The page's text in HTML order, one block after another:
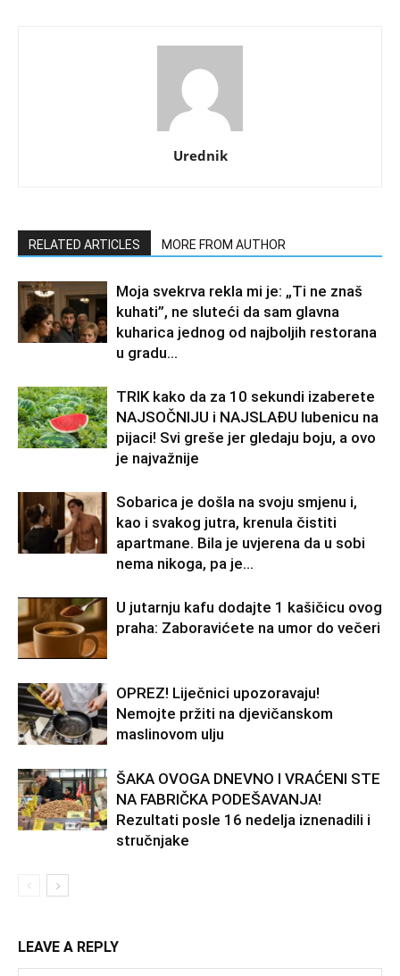
Urednik
RELATED ARTICLES MORE FROM AUTHOR
Moja svekrva rekla mi je: „Ti ne znaš
kuhati”, ne sluteći da sam glavna
kuharica jednog od najboljih restorana
u gradu…
TRIK kako da za 10 sekundi izaberete
NAJSOČNIJU i NAJSLAĐU lubenicu na
pijaci! Svi greše jer gledaju boju, a ovo
je najvažnije
Sobarica je došla na svoju smjenu i,
kao i svakog jutra, krenula čistiti
apartmane. Bila je uvjerena da u sobi
nema nikoga, pa je...
U jutarnju kafu dodajte 1 kašičicu ovog
praha: Zaboravićete na umor do večeri
OPREZ! Liječnici upozoravaju!
Nemojte pržiti na djevičanskom
maslinovom ulju
ŠAKA OVOGA DNEVNO I VRAĆENI STE
NA FABRIČKA PODEŠAVANJA!
Rezultati posle 16 nedelja iznenadili i
stručnjake
LEAVE A REPLY